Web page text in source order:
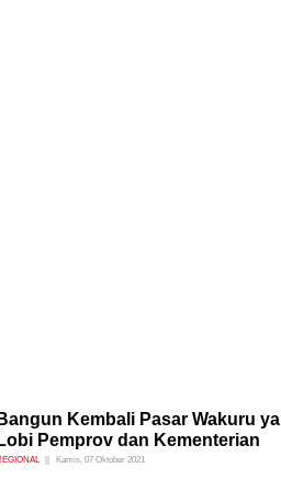
Bangun Kembali Pasar Wakuru
Lobi Pemprov dan Kementerian
Kamis, 07 Oktober 2021